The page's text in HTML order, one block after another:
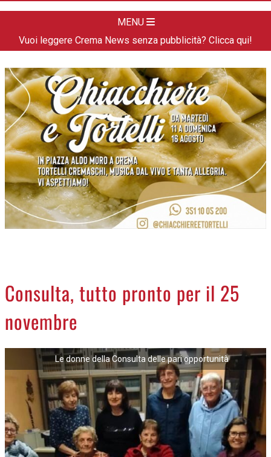
MENU
APPUNTAMENTI
CREMASCO
OROSCOPO
LA PIAZZA
ANIMALI
NECROLOGI
ACCEDI
Vuoi leggere Crema News senza pubblicità? Clicca qui!
Consulta, tutto pronto per il 25
novembre
Le donne della Consulta delle pari opportunità